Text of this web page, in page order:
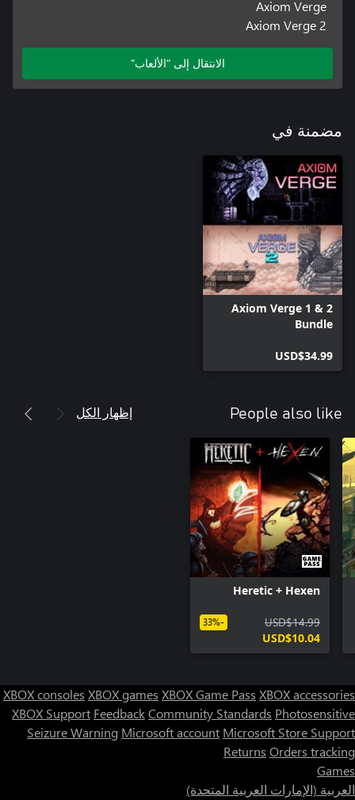
Axiom Verge
Axiom Verge 2
الانتقال إلى "الألعاب"
مضمنة في
Axiom Verge 1 & 2
Bundle
USD$34.99
People also like إظهار الكل
Heretic + Hexen
USD$14.99
USD$10.04
-33%
XBOX consoles XBOX games XBOX Game Pass XBOX accessories
XBOX Support FeedbackCommunity Standards Photosensitive
Seizure Warning Microsoft account Microsoft Store Support
Returns Orders tracking
Games
العربية (الإمارات العربية المتحدة)